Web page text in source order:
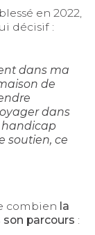
en 2022,
décisif :
dans ma
de
dans
handicap
soutien, ce
combien la
parcours :